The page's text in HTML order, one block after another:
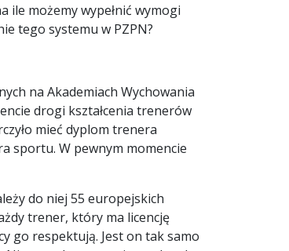
ile możemy wypełnić wymogi
tego systemu w PZPN?
na Akademiach Wychowania
drogi kształcenia trenerów
mieć dyplom trenera
sportu. W pewnym momencie
do niej 55 europejskich
trener, który ma licencję
go respektują. Jest on tak samo